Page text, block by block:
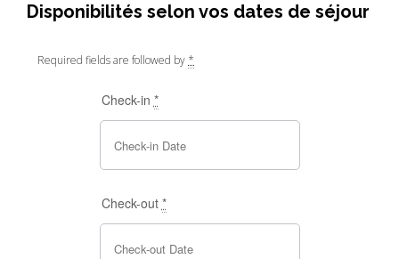
Disponibilités selon vos dates de séjour
Required fields are followed by *
Check-in *
Check-out *